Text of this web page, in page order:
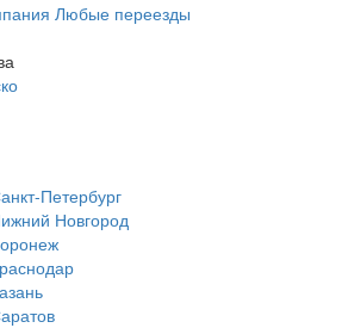
Любые переезды
Петербург
Новгород